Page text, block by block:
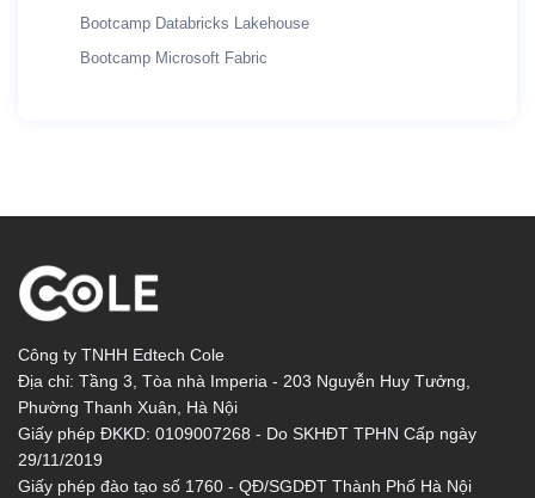
Bootcamp Databricks Lakehouse
Bootcamp Microsoft Fabric
Công ty TNHH Edtech Cole
Địa chỉ: Tầng 3, Tòa nhà Imperia - 203 Nguyễn Huy Tưởng,
Phường Thanh Xuân, Hà Nội
Giấy phép ĐKKD: 0109007268 - Do SKHĐT TPHN Cấp ngày
29/11/2019
Giấy phép đào tạo số 1760 - QĐ/SGDĐT Thành Phố Hà Nội